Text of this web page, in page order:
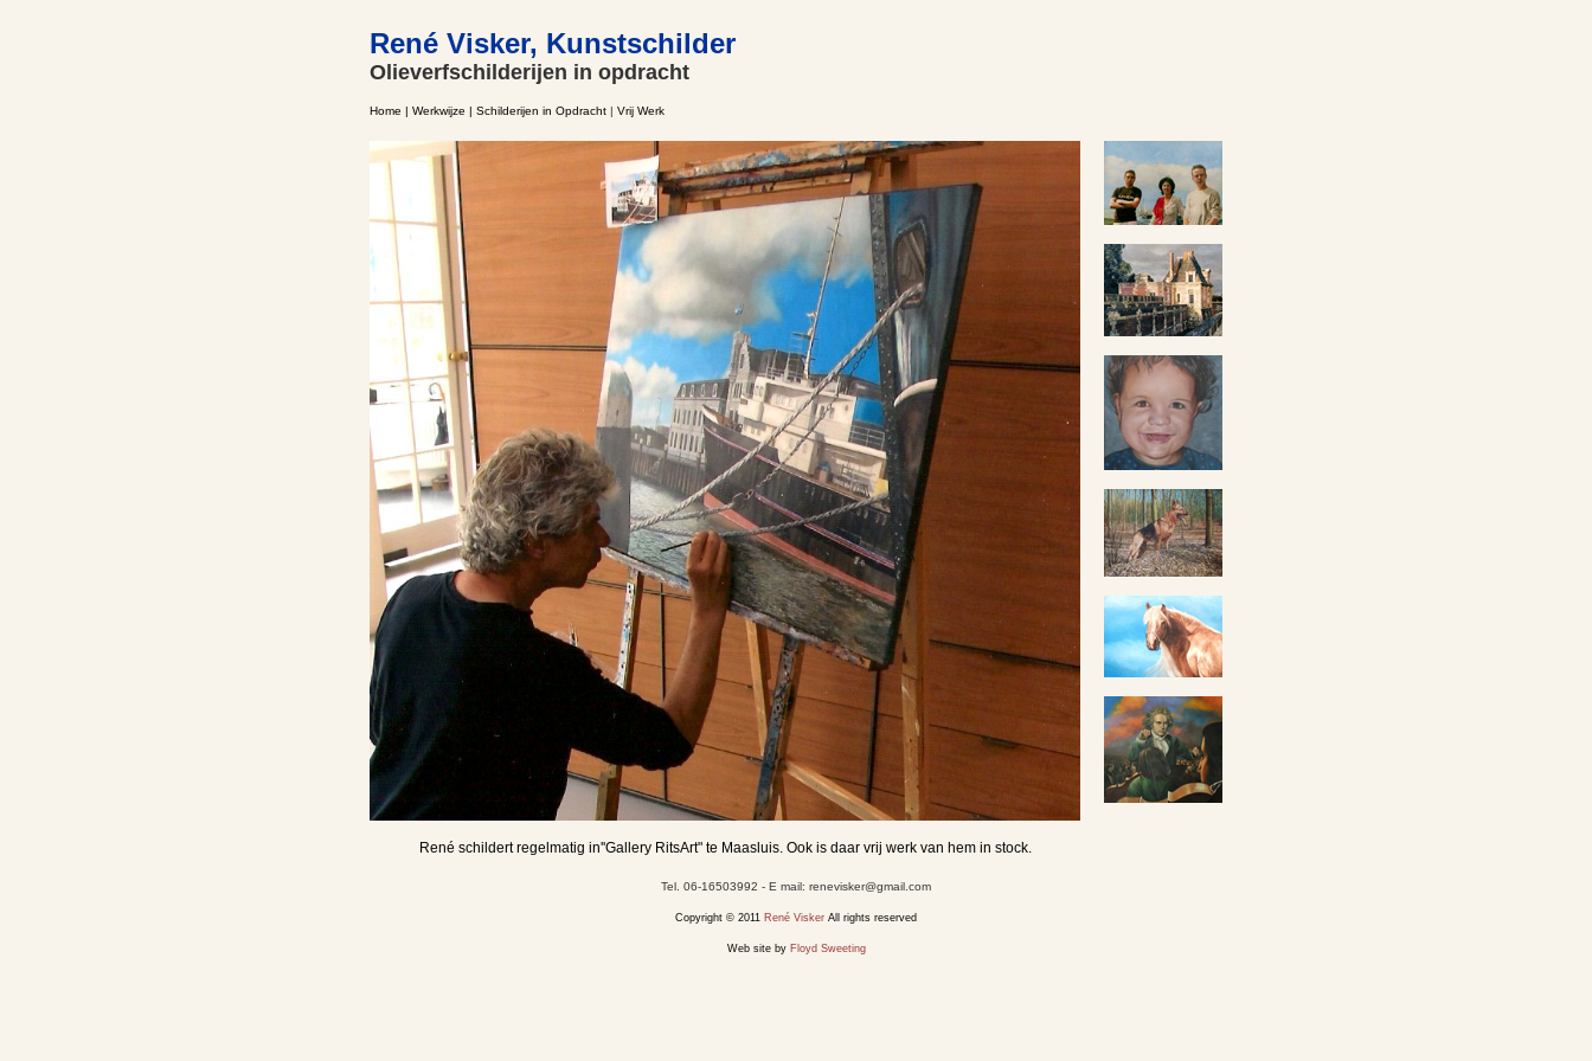
René Visker, Kunstschilder
Olieverfschilderijen in opdracht
Home | Werkwijze | Schilderijen in Opdracht | Vrij Werk
René schildert regelmatig in''Gallery RitsArt" te Maasluis. Ook is daar vrij werk van hem in stock.
Tel. 06-16503992 - E mail: renevisker@gmail.com
Copyright © 2011 René Visker All rights reserved
Web site by Floyd Sweeting